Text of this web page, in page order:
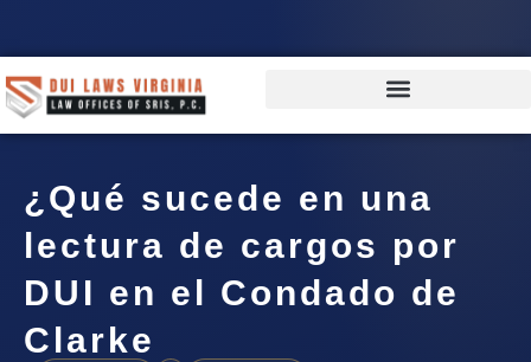
¿Qué sucede en una
lectura de cargos por
DUI en el Condado de
Clarke